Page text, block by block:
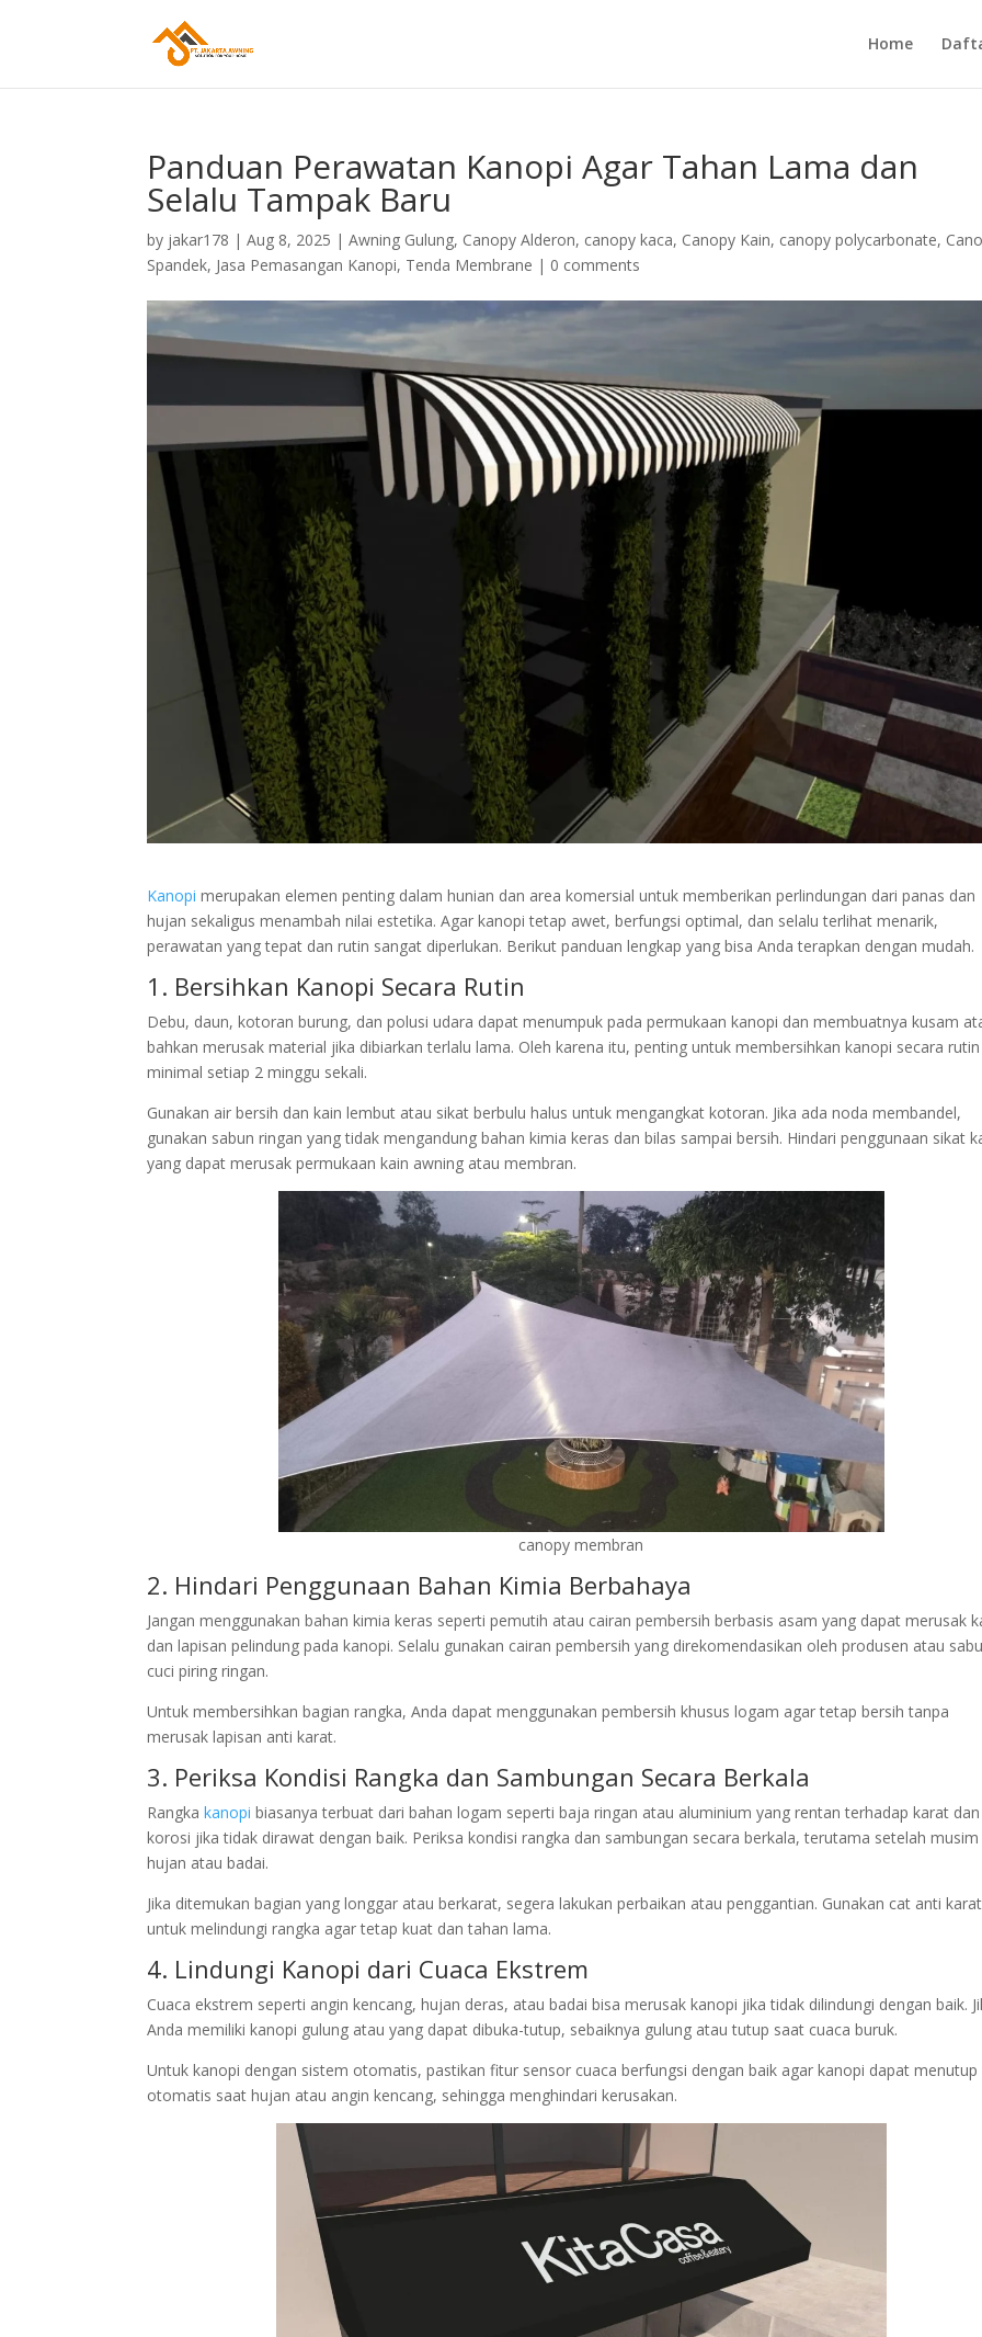
Home
Panduan Perawatan Kanopi Agar Tahan Lama dan
Selalu Tampak Baru
by jakar178 |Aug 8, 2025 |Awning Gulung, Canopy Alderon, canopy kaca, Canopy Kain, canopy polycarbonate,
Spandek, Jasa Pemasangan Kanopi, Tenda Membrane | 0 comments
Kanopimerupakan elemen penting dalam hunian dan area komersial untuk memberikan perlindungan dari panas dan
hujan sekaligus menambah nilai estetika. Agar kanopi tetap awet, berfungsi optimal, dan selalu terlihat menarik,
perawatan yang tepat dan rutin sangat diperlukan. Berikut panduan lengkap yang bisa Anda terapkan dengan mudah.
1. Bersihkan Kanopi Secara Rutin
Debu, daun, kotoran burung, dan polusi udara dapat menumpuk pada permukaan kanopi dan membuatnya kusam
bahkan merusak material jika dibiarkan terlalu lama. Oleh karena itu, penting untuk membersihkan kanopi secara rutin
minimal setiap 2 minggu sekali.
Gunakan air bersih dan kain lembut atau sikat berbulu halus untuk mengangkat kotoran. Jika ada noda membandel,
gunakan sabun ringan yang tidak mengandung bahan kimia keras dan bilas sampai bersih. Hindari penggunaan sikat
yang dapat merusak permukaan kain awning atau membran.
canopy membran
2. Hindari Penggunaan Bahan Kimia Berbahaya
Jangan menggunakan bahan kimia keras seperti pemutih atau cairan pembersih berbasis asam yang dapat merusak
dan lapisan pelindung pada kanopi. Selalu gunakan cairan pembersih yang direkomendasikan oleh produsen atau
cuci piring ringan.
Untuk membersihkan bagian rangka, Anda dapat menggunakan pembersih khusus logam agar tetap bersih tanpa
merusak lapisan anti karat.
3. Periksa Kondisi Rangka dan Sambungan Secara Berkala
Rangkakanopi biasanya terbuat dari bahan logam seperti baja ringan atau aluminium yang rentan terhadap karat dan
korosi jika tidak dirawat dengan baik. Periksa kondisi rangka dan sambungan secara berkala, terutama setelah musim
hujan atau badai.
Jika ditemukan bagian yang longgar atau berkarat, segera lakukan perbaikan atau penggantian. Gunakan cat anti karat
untuk melindungi rangka agar tetap kuat dan tahan lama.
4. Lindungi Kanopi dari Cuaca Ekstrem
Cuaca ekstrem seperti angin kencang, hujan deras, atau badai bisa merusak kanopi jika tidak dilindungi dengan baik.
Anda memiliki kanopi gulung atau yang dapat dibuka-tutup, sebaiknya gulung atau tutup saat cuaca buruk.
Untuk kanopi dengan sistem otomatis, pastikan fitur sensor cuaca berfungsi dengan baik agar kanopi dapat menutup
otomatis saat hujan atau angin kencang, sehingga menghindari kerusakan.